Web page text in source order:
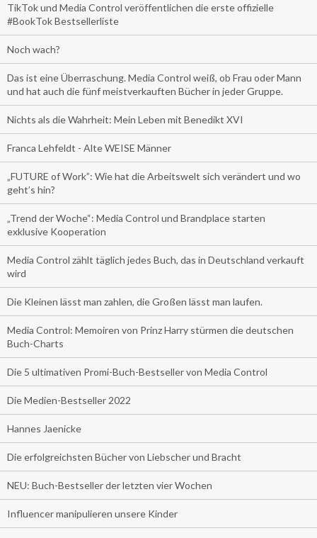
TikTok und Media Control veröffentlichen die erste offizielle
#BookTok Bestsellerliste
Noch wach?
Das ist eine Überraschung. Media Control weiß, ob Frau oder Mann
und hat auch die fünf meistverkauften Bücher in jeder Gruppe.
Nichts als die Wahrheit: Mein Leben mit Benedikt XVI
Franca Lehfeldt - Alte WEISE Männer
„FUTURE of Work”: Wie hat die Arbeitswelt sich verändert und wo
geht’s hin?
„Trend der Woche“: Media Control und Brandplace starten
exklusive Kooperation
Media Control zählt täglich jedes Buch, das in Deutschland verkauft
wird
Die Kleinen lässt man zahlen, die Großen lässt man laufen.
Media Control: Memoiren von Prinz Harry stürmen die deutschen
Buch-Charts
Die 5 ultimativen Promi-Buch-Bestseller von Media Control
Die Medien-Bestseller 2022
Hannes Jaenicke
Die erfolgreichsten Bücher von Liebscher und Bracht
NEU: Buch-Bestseller der letzten vier Wochen
Influencer manipulieren unsere Kinder